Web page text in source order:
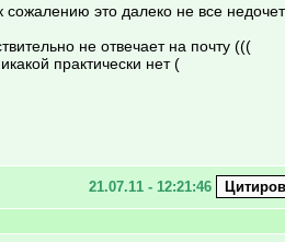
к сожалению это далеко не все
не отвечает на почту (((
практически нет (
21.07.11 - 12:21:46